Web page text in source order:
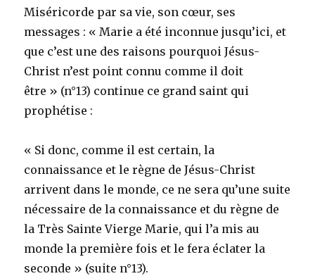
Miséricorde par sa vie, son cœur, ses
messages : « Marie a été inconnue jusqu’ici, et
que c’est une des raisons pourquoi Jésus-
Christ n’est point connu comme il doit
être » (n°13) continue ce grand saint qui
prophétise :
« Si donc, comme il est certain, la
connaissance et le règne de Jésus-Christ
arrivent dans le monde, ce ne sera qu’une suite
nécessaire de la connaissance et du règne de
la Très Sainte Vierge Marie, qui l’a mis au
monde la première fois et le fera éclater la
seconde » (suite n°13).